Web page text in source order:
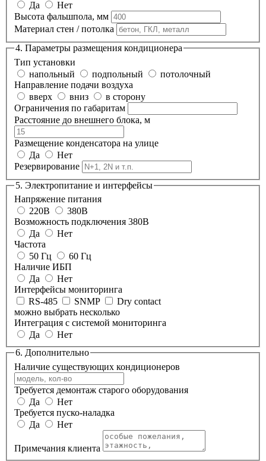
Да
Нет
Высота фальшпола, мм
Материал стен / потолка
4. Параметры размещения кондиционера
Тип установки
напольный
подпольный
потолочный
Направление подачи воздуха
вверх
вниз
в сторону
Ограничения по габаритам
Расстояние до внешнего блока, м
Размещение конденсатора на улице
Да
Нет
Резервирование
5. Электропитание и интерфейсы
Напряжение питания
220В
380В
Возможность подключения 380В
Да
Нет
Частота
50 Гц
60 Гц
Наличие ИБП
Да
Нет
Интерфейсы мониторинга
RS-485
SNMP
Dry contact
можно выбрать несколько
Интеграция с системой мониторинга
Да
Нет
6. Дополнительно
Наличие существующих кондиционеров
Требуется демонтаж старого оборудования
Да
Нет
Требуется пуско-наладка
Да
Нет
Примечания клиента